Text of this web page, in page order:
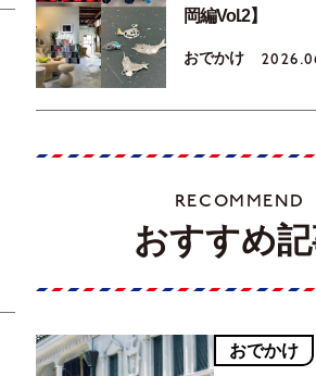
岡編Vol.2】
おでかけ
RECOMMEND
おすすめ
おでかけ